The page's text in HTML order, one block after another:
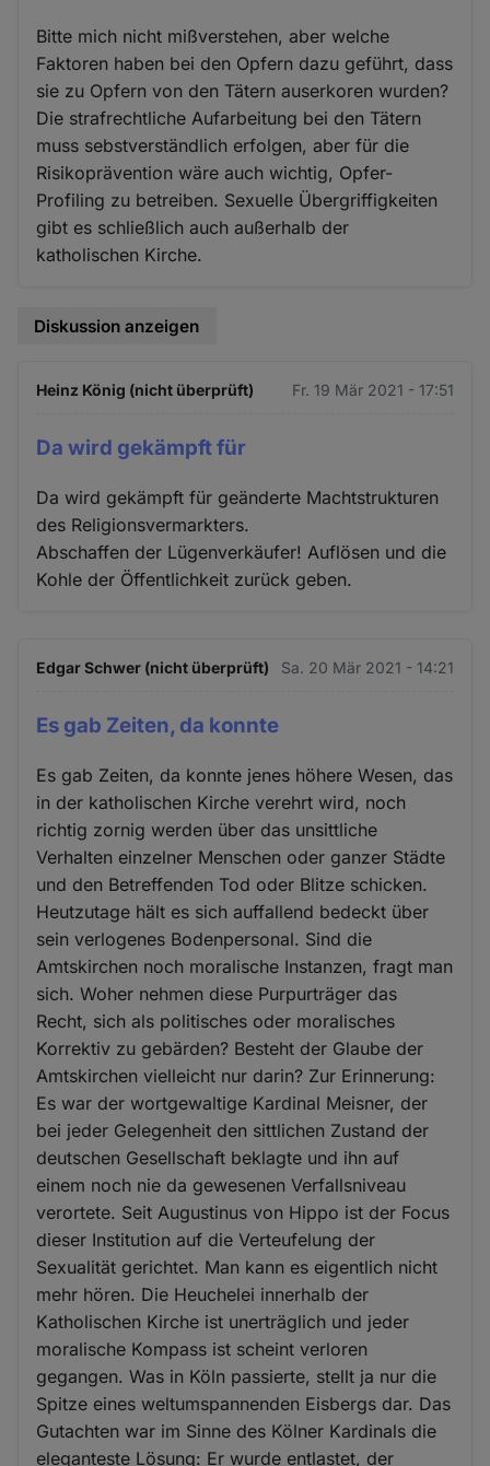
Bitte mich nicht mißverstehen, aber welche
Faktoren haben bei den Opfern dazu geführt, dass
sie zu Opfern von den Tätern auserkoren wurden?
Die strafrechtliche Aufarbeitung bei den Tätern
muss sebstverständlich erfolgen, aber für die
Risikoprävention wäre auch wichtig, Opfer-
Profiling zu betreiben. Sexuelle Übergriffigkeiten
gibt es schließlich auch außerhalb der
katholischen Kirche.
Diskussion anzeigen
Heinz König (nicht überprüft) Fr. 19 Mär 2021 - 17:51
Da wird gekämpft für
Da wird gekämpft für geänderte Machtstrukturen
des Religionsvermarkters.
Abschaffen der Lügenverkäufer! Auflösen und die
Kohle der Öffentlichkeit zurück geben.
Edgar Schwer (nicht überprüft) Sa. 20 Mär 2021 - 14:21
Es gab Zeiten, da konnte
Es gab Zeiten, da konnte jenes höhere Wesen, das
in der katholischen Kirche verehrt wird, noch
richtig zornig werden über das unsittliche
Verhalten einzelner Menschen oder ganzer Städte
und den Betreffenden Tod oder Blitze schicken.
Heutzutage hält es sich auffallend bedeckt über
sein verlogenes Bodenpersonal. Sind die
Amtskirchen noch moralische Instanzen, fragt man
sich. Woher nehmen diese Purpurträger das
Recht, sich als politisches oder moralisches
Korrektiv zu gebärden? Besteht der Glaube der
Amtskirchen vielleicht nur darin? Zur Erinnerung:
Es war der wortgewaltige Kardinal Meisner, der
bei jeder Gelegenheit den sittlichen Zustand der
deutschen Gesellschaft beklagte und ihn auf
einem noch nie da gewesenen Verfallsniveau
verortete. Seit Augustinus von Hippo ist der Focus
dieser Institution auf die Verteufelung der
Sexualität gerichtet. Man kann es eigentlich nicht
mehr hören. Die Heuchelei innerhalb der
Katholischen Kirche ist unerträglich und jeder
moralische Kompass ist scheint verloren
gegangen. Was in Köln passierte, stellt ja nur die
Spitze eines weltumspannenden Eisbergs dar. Das
Gutachten war im Sinne des Kölner Kardinals die
eleganteste Lösung: Er wurde entlastet, der